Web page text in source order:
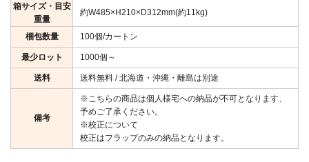
箱サイズ・目安
重量
約W485×H210×D312mm(約11kg)
梱包数量 100個/カートン
最少ロット 1000個～
送料 送料無料 / 北海道・沖縄・離島は別途
備考
※こちらの商品は個人様宅への納品が不可となります、
予めご了承ください。
※校正について
校正はフラップのみの納品となります。